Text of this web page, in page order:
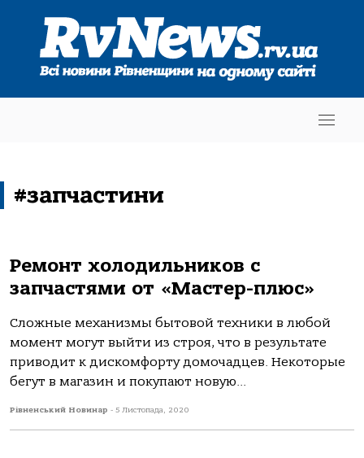
#запчастини
Ремонт холодильников с
запчастями от «Мастер-плюс»
Сложные механизмы бытовой техники в любой
момент могут выйти из строя, что в результате
приводит к дискомфорту домочадцев. Некоторые
бегут в магазин и покупают новую...
Рівненський Новинар - 5 Листопада, 2020